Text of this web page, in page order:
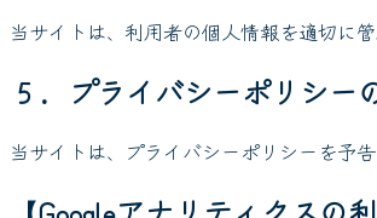
当サイトは、利用者の個人情報を適切に
５．プライバシーポリシー
当サイトは、プライバシーポリシーを予